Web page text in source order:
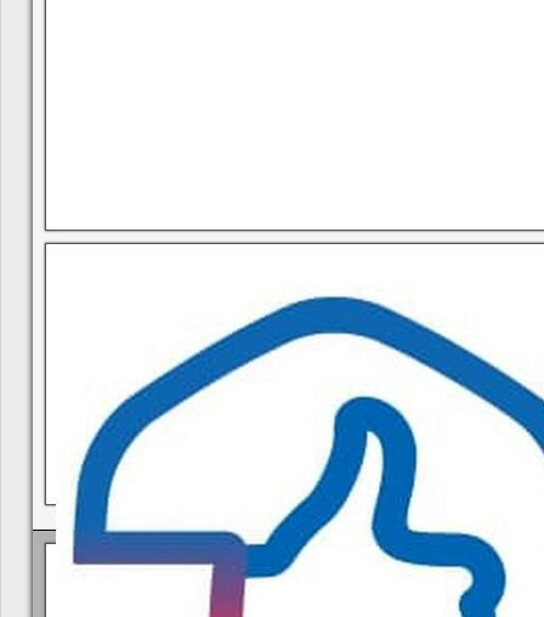
В квитанциях ошибки, в подъезде мусор, сотрудники
Политика КГУП "Камчатский водоканал" в отношении